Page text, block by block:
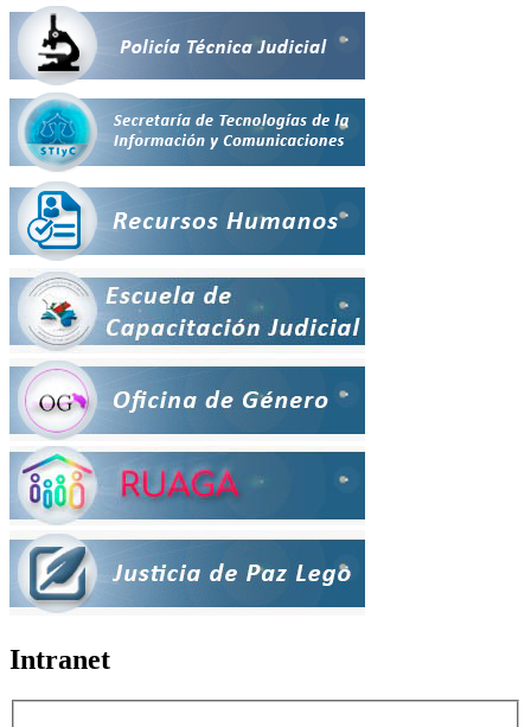
Intranet